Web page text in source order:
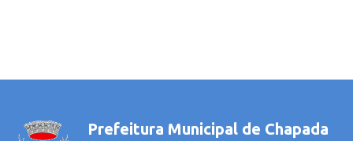
Prefeitura Municipal de Chapada